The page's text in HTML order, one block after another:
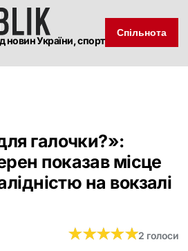
новин України, спорт
Спільнота
галочки?»:
показав місце
на вокзалі
★★★★★
★★★★★2 голоси